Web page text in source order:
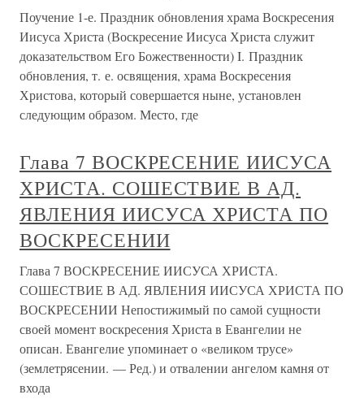
Поучение 1-е. Праздник обновления храма Воскресения
Иисуса Христа (Воскресение Иисуса Христа служит
доказательством Его Божественности) I. Праздник
обновления, т. е. освящения, храма Воскресения
Христова, который совершается ныне, установлен
следующим образом. Место, где
Глава 7 ВОСКРЕСЕНИЕ ИИСУСА
ХРИСТА. СОШЕСТВИЕ В АД.
ЯВЛЕНИЯ ИИСУСА ХРИСТА ПО
ВОСКРЕСЕНИИ
Глава 7 ВОСКРЕСЕНИЕ ИИСУСА ХРИСТА.
СОШЕСТВИЕ В АД. ЯВЛЕНИЯ ИИСУСА ХРИСТА ПО
ВОСКРЕСЕНИИ Непостижимый по самой сущности
своей момент воскресения Христа в Евангелии не
описан. Евангелие упоминает о «великом трусе»
(землетрясении. — Ред.) и отвалении ангелом камня от
входа